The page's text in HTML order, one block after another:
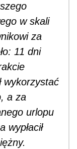
w skali
za
11 dni
wykorzystać
a za
urlopu
wypłacił